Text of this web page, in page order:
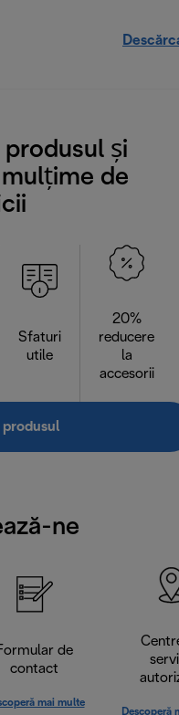
produsul și
de
Sfaturi
utile
20%
reducere
la
accesorii
ne
de
contact
mai multe
Descoperă